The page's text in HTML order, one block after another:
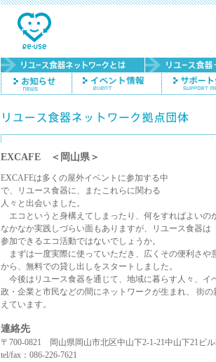
EXCAFE ＜岡山県＞
EXCAFEは多くの屋外イベントに参加する中
で、リユース食器に、またこれらに関わる
人々と出会いました。
エコというと身構えてしまったり、何をすればよいの
なかなか実践しづらい面もありますが、リユース食器は
参加できるエコ活動ではないでしょうか。
まずは一度実際に使っていただき、広くその便利さや
から、無料での貸し出しをスタートしました。
今後はリユース食器を通じて、地域に暮らす人々、イ
政・企業と市民などの間にネットワークが生まれ、 街
えています。
連絡先
〒700-0821 岡山県岡山市北区中山下2-1-21中山下21ビル
tel/fax：086-226-7621